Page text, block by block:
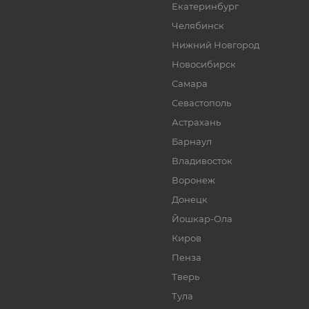
Екатеринбург
Челябинск
Нижний Новгород
Новосибирск
Самара
Севастополь
Астрахань
Барнаул
Владивосток
Воронеж
Донецк
Йошкар-Ола
Киров
Пенза
Тверь
Тула